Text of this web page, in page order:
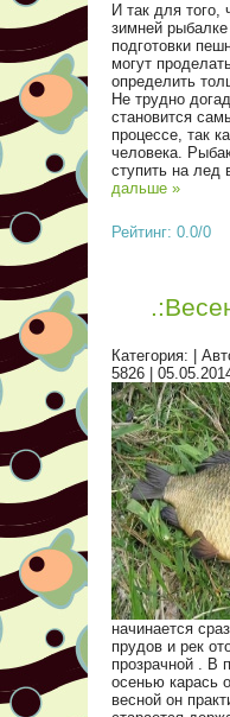
И так для того,
зимней
подготовки
могут
определить
Не трудно
становится
процессе, так
человека.
ступить на лед
дальше »
Рейтинг: 0.0/0
Категория: |
5826 |
начинается
прудов и рек
прозрачной . В
осенью карась
весной он